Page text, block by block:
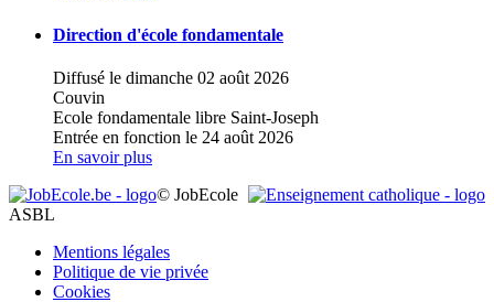
Direction d'école fondamentale
Diffusé le dimanche 02 août 2026
Couvin
Ecole fondamentale libre Saint-Joseph
Entrée en fonction le 24 août 2026
En savoir plus
© JobEcole
ASBL
Mentions légales
Politique de vie privée
Cookies